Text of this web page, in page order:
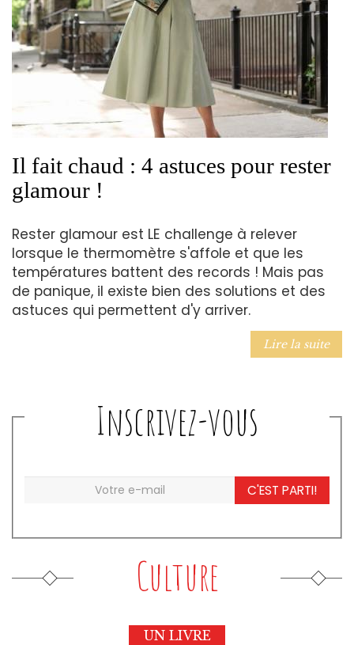
Il fait chaud : 4 astuces pour rester
glamour !
Rester glamour est LE challenge à relever
lorsque le thermomètre s'affole et que les
températures battent des records ! Mais pas
de panique, il existe bien des solutions et des
astuces qui permettent d'y arriver.
Lire la suite
Inscrivez-vous
C'EST PARTI!
Culture
UN LIVRE